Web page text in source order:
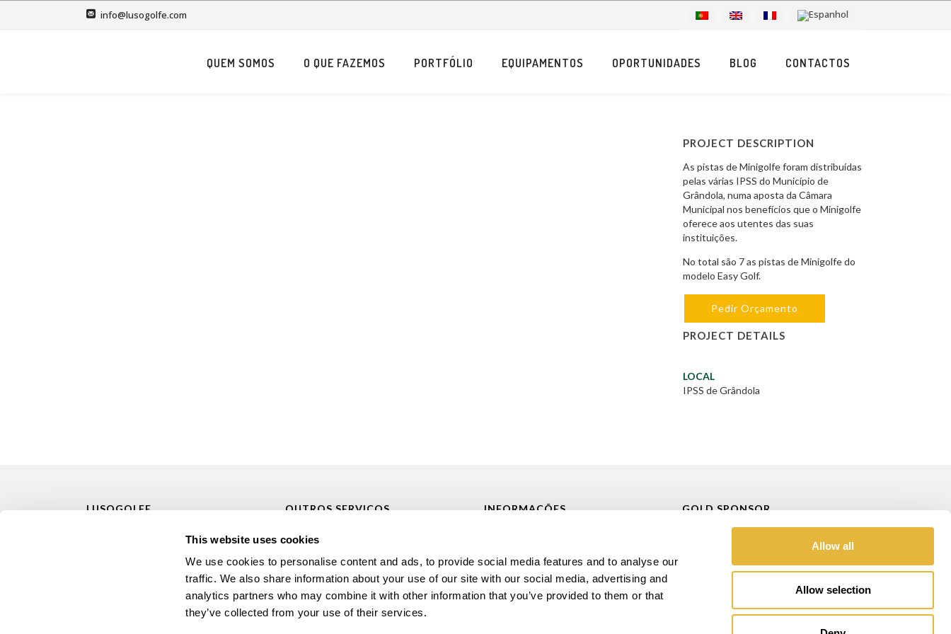
This website uses cookies
We use cookies to personalise content and ads, to provide social media features and to analyse our
traffic. We also share information about your use of our site with our social media, advertising and
analytics partners who may combine it with other information that you’ve provided to them or that
they’ve collected from your use of their services.
Allow all
Allow selection
info@lusogolfe.com
QUEM SOMOS O QUE FAZEMOS PORTFÓLIO EQUIPAMENTOS OPORTUNIDADES BLOG CONTACTOS
PROJECT DESCRIPTION
As pistas de Minigolfe foram distribuídas
pelas várias IPSS do Município de
Grândola, numa aposta da Câmara
Municipal nos benefícios que o Minigolfe
oferece aos utentes das suas
instituições.
No total são 7 as pistas de Minigolfe do
modelo Easy Golf.
Pedir Orçamento
PROJECT DETAILS
LOCAL
IPSS de Grândola
LUSOGOLFE
(+351) 917 180 500
info@lusogolfe.com
OUTROS SERVIÇOS
Alugar Minigolfe
Manutenção / Reparação de Minigolfe
Formação
Consultoria
INFORMAÇÕES
Política de Privacidade
Livro de reclamações
Contactos
GOLD SPONSOR